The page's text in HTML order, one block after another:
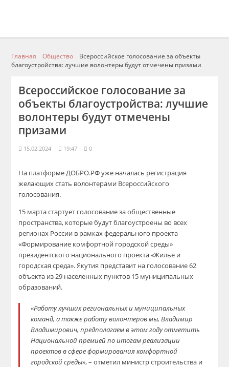
Главная Общество
Всероссийское голосование за объекты
благоустройства: лучшие волонтеры будут отмечены призами
Всероссийское голосование за
объекты благоустройства: лучшие
волонтеры будут отмечены
призами
15.02.2024 19:47 0
На платформе ДОБРО.РФ уже началась регистрация
желающих стать волонтерами Всероссийского
голосования.
15 марта стартует голосование за общественные
пространства, которые будут благоустроены во всех
регионах России в рамках федерального проекта
«Формирование комфортной городской среды»
президентского национального проекта «Жилье и
городская среда». Якутия представит на голосование 62
объекта из 29 населенных пунктов 15 муниципальных
образований.
«Работу лучших региональных и муниципальных
команд, а также работу волонтеров мы, Владимир
Владимирович, предполагаем в этом году отметить
Национальной премией по итогам реализации
проектов в сфере формирования комфортной
городской среды», – отметил министр строительства и